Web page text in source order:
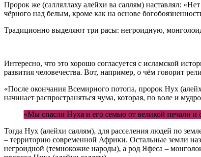
Пророк же (салляллаху алейхи ва саллям) наставлял:
чёрного над белым, кроме как на основе
Традиционно выделяют три расы: негроидную,
Интересно, что это хорошо согласуется с исламской
развития человечества. Вот, например, о чём говорит
«После окончания Всемирного потопа, пророк Нух
начинает распространяться чума, которая, по воле и
«Мы спасли Нуха и его семью от великой печали и
Тогда Нух (алейхи саллям), для расселения людей по
– территорию современной Африки. Остальные земли
негроидной (темнокожие народы), а род Яфеса –